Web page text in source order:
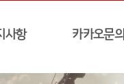
사항 카카오문의